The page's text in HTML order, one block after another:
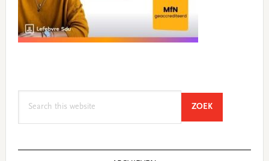
ZOEKSEARCH